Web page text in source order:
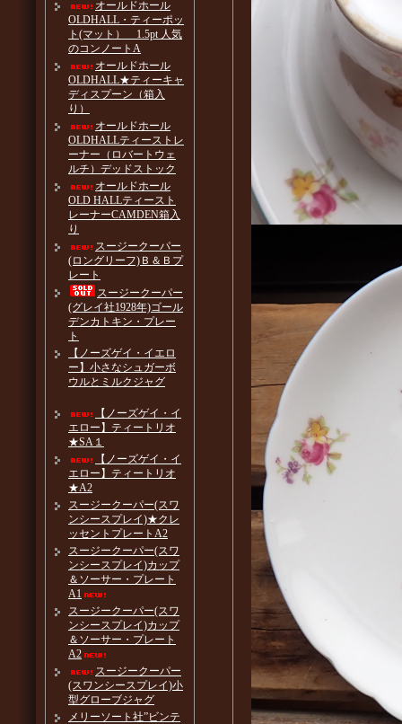
オールドホール
OLDHALL・ティーポッ
ト(マット） 1.5pt 人気
のコンノートA
オールドホール
OLDHALL★ティーキャ
ディスプーン（箱入
り）
オールドホール
OLDHALLティーストレ
ーナー（ロバートウェ
ルチ）デッドストック
オールドホール
OLD HALLティースト
レーナーCAMDEN箱入
り
スージークーパー
(ロングリーフ)Ｂ＆Ｂプ
レート
スージークーパー
(グレイ社1928年)ゴール
デンカトキン・プレー
ト
【ノーズゲイ・イエロ
ー】小さなシュガーボ
ウルとミルクジャグ
【ノーズゲイ・イ
エロー】ティートリオ
★SA１
【ノーズゲイ・イ
エロー】ティートリオ
★A2
スージークーパー(スワ
ンシースプレイ)★クレ
ッセントプレートA2
スージークーパー(スワ
ンシースプレイ)カップ
＆ソーサー・プレート
A1
スージークーパー(スワ
ンシースプレイ)カップ
＆ソーサー・プレート
A2
スージークーパー
(スワンシースプレイ)小
型グローブジャグ
メリーソート社”ビンテ